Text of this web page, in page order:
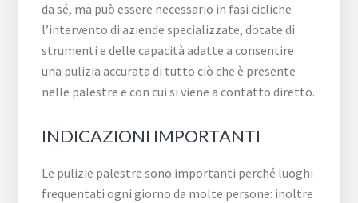
da sé, ma può essere necessario in fasi cicliche
l’intervento di aziende specializzate, dotate di
strumenti e delle capacità adatte a consentire
una pulizia accurata di tutto ciò che è presente
nelle palestre e con cui si viene a contatto diretto.
INDICAZIONI IMPORTANTI
Le pulizie palestre sono importanti perché luoghi
frequentati ogni giorno da molte persone: inoltre